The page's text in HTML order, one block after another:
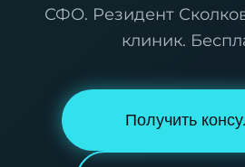
СФО. Резидент
клиник.
Получить